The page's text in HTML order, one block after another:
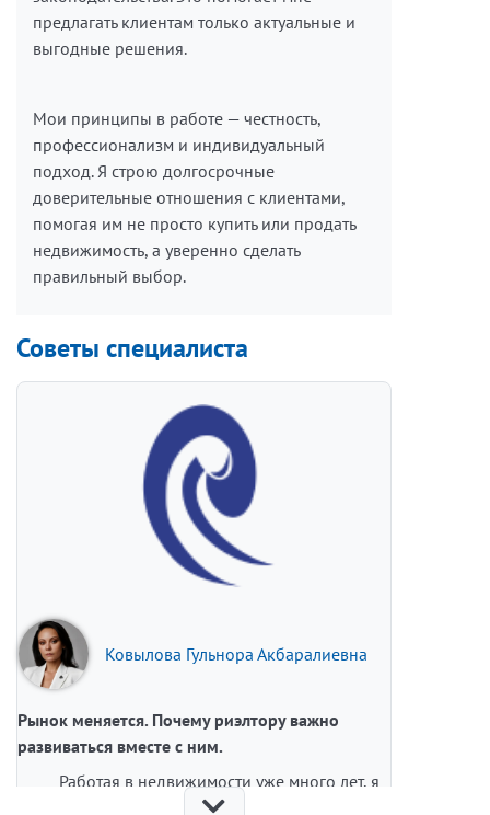
предлагать клиентам только актуальные и
выгодные решения.
Мои принципы в работе — честность,
профессионализм и индивидуальный
подход. Я строю долгосрочные
доверительные отношения с клиентами,
помогая им не просто купить или продать
недвижимость, а уверенно сделать
правильный выбор.
Советы специалиста
Ковылова Гульнора Акбаралиевна
Рынок меняется. Почему риэлтору важно
развиваться вместе с ним.
Работая в недвижимости уже много лет, я
всё чаще убеждаюсь: рынок не стоит на месте